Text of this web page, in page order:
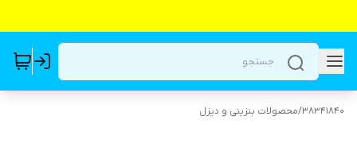
38341840
/محصولات بنزینی و دیزل